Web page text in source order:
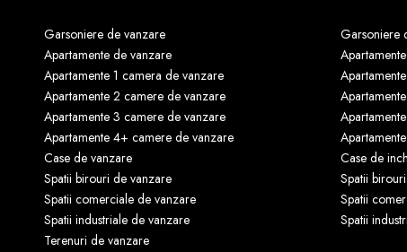
Garsoniere de vanzare
Apartamente de vanzare
Apartamente 1 camera de vanzare
Apartamente 2 camere de vanzare
Apartamente 3 camere de vanzare
Apartamente 4+ camere de vanzare
Case de vanzare
Spatii birouri de vanzare
Spatii comerciale de vanzare
Spatii industriale de vanzare
Terenuri de vanzare
Garsoniere
Case de
Spatii
Spatii
Spatii